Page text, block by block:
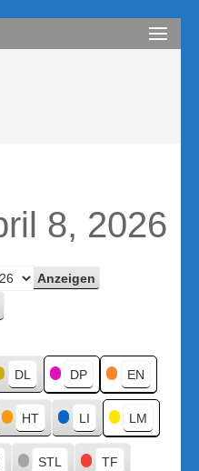
8, 2026
DL DP EN
HT LI LM
STL TF